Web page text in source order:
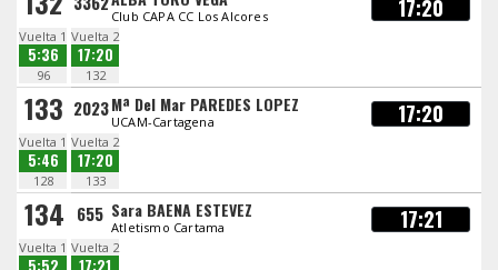
Club CAPA CC Los Alcores 17:20
Vuelta 1
5:36
96
Vuelta 2
17:20
132
133 2023Mª Del Mar PAREDES LOPEZ
UCAM-Cartagena 17:20
Vuelta 1
5:46
128
Vuelta 2
17:20
133
134 655 Sara BAENA ESTEVEZ
Atletismo Cartama 17:21
Vuelta 1 Vuelta 2